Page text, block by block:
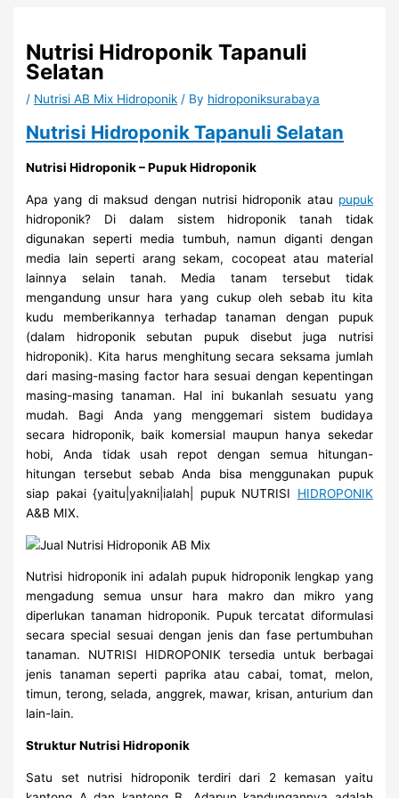
content
Nutrisi Hidroponik Tapanuli
Selatan
/ Nutrisi AB Mix Hidroponik / By hidroponiksurabaya
Nutrisi Hidroponik Tapanuli Selatan
Nutrisi Hidroponik – Pupuk Hidroponik
Apa yang di maksud dengan nutrisi hidroponik atau pupuk
hidroponik? Di dalam sistem hidroponik tanah tidak
digunakan seperti media tumbuh, namun diganti dengan
media lain seperti arang sekam, cocopeat atau material
lainnya selain tanah. Media tanam tersebut tidak
mengandung unsur hara yang cukup oleh sebab itu kita
kudu memberikannya terhadap tanaman dengan pupuk
(dalam hidroponik sebutan pupuk disebut juga nutrisi
hidroponik). Kita harus menghitung secara seksama jumlah
dari masing-masing factor hara sesuai dengan kepentingan
masing-masing tanaman. Hal ini bukanlah sesuatu yang
mudah. Bagi Anda yang menggemari sistem budidaya
secara hidroponik, baik komersial maupun hanya sekedar
hobi, Anda tidak usah repot dengan semua hitungan-
hitungan tersebut sebab Anda bisa menggunakan pupuk
siap pakai {yaitu|yakni|ialah| pupuk NUTRISI HIDROPONIK
A&B MIX.
Nutrisi hidroponik ini adalah pupuk hidroponik lengkap yang
mengadung semua unsur hara makro dan mikro yang
diperlukan tanaman hidroponik. Pupuk tercatat diformulasi
secara special sesuai dengan jenis dan fase pertumbuhan
tanaman. NUTRISI HIDROPONIK tersedia untuk berbagai
jenis tanaman seperti paprika atau cabai, tomat, melon,
timun, terong, selada, anggrek, mawar, krisan, anturium dan
lain-lain.
Struktur Nutrisi Hidroponik
Satu set nutrisi hidroponik terdiri dari 2 kemasan yaitu